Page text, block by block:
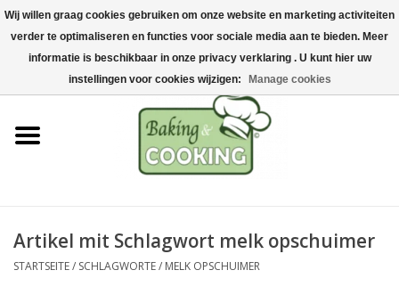
Startseite
Koch-&Backutensilien
Maschinen & Teile
Edelstahl
Artikel mit Schlagwort melk opschuimer
STARTSEITE/ SCHLAGWORTE/ MELK OPSCHUIMER
Wij willen graag cookies gebruiken om onze website en marketing activiteiten
verder te optimaliseren en functies voor sociale media aan te bieden. Meer
informatie is beschikbaar in onze privacy verklaring . U kunt hier uw
instellingen voor cookies wijzigen:
Manage cookies